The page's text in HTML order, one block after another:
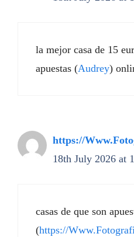
la mejor casa de 15
apuestas (Audrey)
https://
18th July 2026 at
casas de que son
(https://